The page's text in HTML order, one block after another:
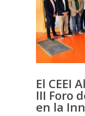
El CEEI
III Foro
en la